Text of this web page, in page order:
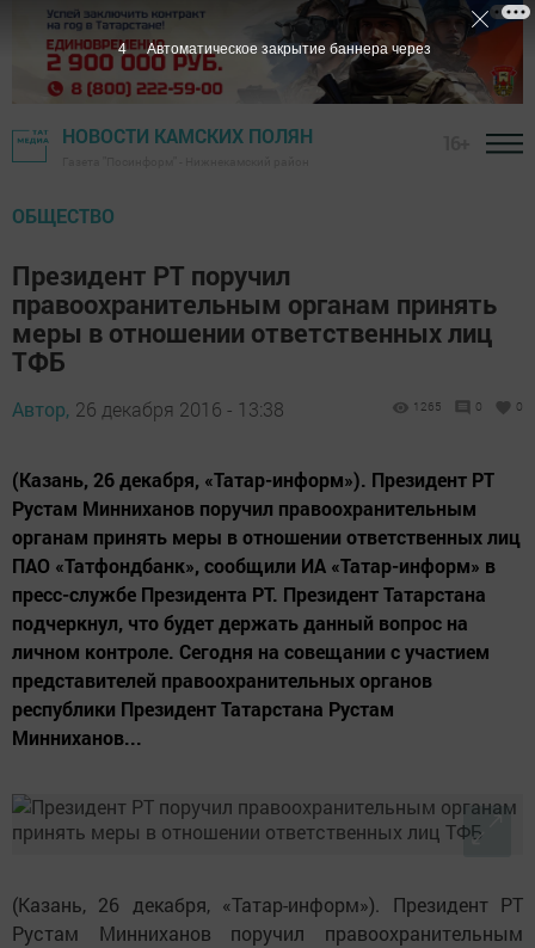
НОВОСТИ КАМСКИХ ПОЛЯН
ОБЩЕСТВО
Президент РТ поручил
правоохранительным органам принять
меры в отношении ответственных лиц
ТФБ
Автор, 26 декабря 2016 - 13:38 1265 0 0
(Казань, 26 декабря, «Татар-информ»). Президент РТ
Рустам Минниханов поручил правоохранительным
органам принять меры в отношении ответственных лиц
ПАО «Татфондбанк», сообщили ИА «Татар-информ» в
пресс-службе Президента РТ. Президент Татарстана
подчеркнул, что будет держать данный вопрос на
личном контроле. Сегодня на совещании с участием
представителей правоохранительных органов
республики Президент Татарстана Рустам
Минниханов...
(Казань, 26 декабря, «Татар-информ»). Президент РТ
Рустам Минниханов поручил правоохранительным
3 Автоматическое закрытие баннера через